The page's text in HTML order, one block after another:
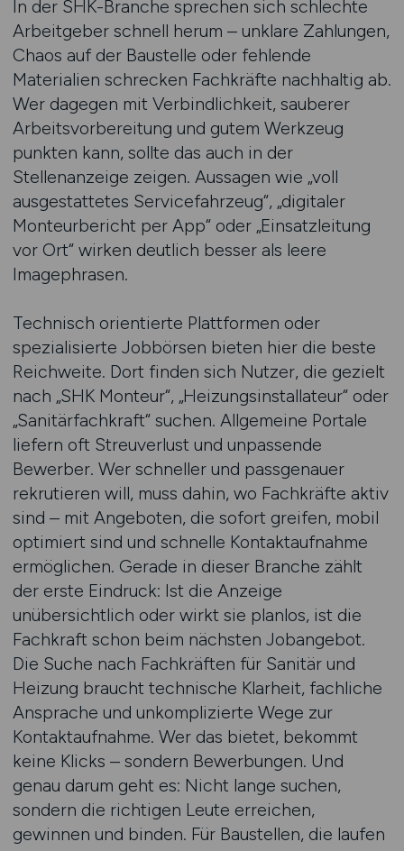
In der SHK-Branche sprechen sich schlechte
Arbeitgeber schnell herum – unklare Zahlungen,
Chaos auf der Baustelle oder fehlende
Materialien schrecken Fachkräfte nachhaltig ab.
Wer dagegen mit Verbindlichkeit, sauberer
Arbeitsvorbereitung und gutem Werkzeug
punkten kann, sollte das auch in der
Stellenanzeige zeigen. Aussagen wie „voll
ausgestattetes Servicefahrzeug“, „digitaler
Monteurbericht per App“ oder „Einsatzleitung
vor Ort“ wirken deutlich besser als leere
Imagephrasen.
Technisch orientierte Plattformen oder
spezialisierte Jobbörsen bieten hier die beste
Reichweite. Dort finden sich Nutzer, die gezielt
nach „SHK Monteur“, „Heizungsinstallateur“ oder
„Sanitärfachkraft“ suchen. Allgemeine Portale
liefern oft Streuverlust und unpassende
Bewerber. Wer schneller und passgenauer
rekrutieren will, muss dahin, wo Fachkräfte aktiv
sind – mit Angeboten, die sofort greifen, mobil
optimiert sind und schnelle Kontaktaufnahme
ermöglichen. Gerade in dieser Branche zählt
der erste Eindruck: Ist die Anzeige
unübersichtlich oder wirkt sie planlos, ist die
Fachkraft schon beim nächsten Jobangebot.
Die Suche nach Fachkräften für Sanitär und
Heizung braucht technische Klarheit, fachliche
Ansprache und unkomplizierte Wege zur
Kontaktaufnahme. Wer das bietet, bekommt
keine Klicks – sondern Bewerbungen. Und
genau darum geht es: Nicht lange suchen,
sondern die richtigen Leute erreichen,
gewinnen und binden. Für Baustellen, die laufen